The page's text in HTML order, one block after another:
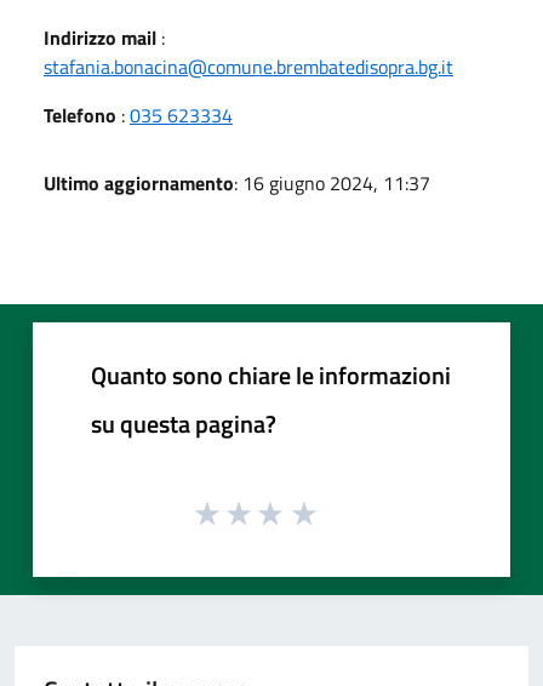
Indirizzo mail :
stafania.bonacina@comune.brembatedisopra.bg.it
Telefono :035 623334
Ultimo aggiornamento: 16 giugno 2024, 11:37
Quanto sono chiare le informazioni
su questa pagina?